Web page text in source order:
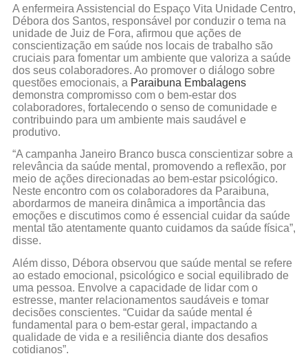
A enfermeira Assistencial do Espaço Vita Unidade Centro,
Débora dos Santos, responsável por conduzir o tema na
unidade de Juiz de Fora, afirmou que ações de
conscientização em saúde nos locais de trabalho são
cruciais para fomentar um ambiente que valoriza a saúde
dos seus colaboradores. Ao promover o diálogo sobre
questões emocionais, a Paraibuna Embalagens
demonstra compromisso com o bem-estar dos
colaboradores, fortalecendo o senso de comunidade e
contribuindo para um ambiente mais saudável e
produtivo.
“A campanha Janeiro Branco busca conscientizar sobre a
relevância da saúde mental, promovendo a reflexão, por
meio de ações direcionadas ao bem-estar psicológico.
Neste encontro com os colaboradores da Paraibuna,
abordarmos de maneira dinâmica a importância das
emoções e discutimos como é essencial cuidar da saúde
mental tão atentamente quanto cuidamos da saúde física”,
disse.
Além disso, Débora observou que saúde mental se refere
ao estado emocional, psicológico e social equilibrado de
uma pessoa. Envolve a capacidade de lidar com o
estresse, manter relacionamentos saudáveis e tomar
decisões conscientes. “Cuidar da saúde mental é
fundamental para o bem-estar geral, impactando a
qualidade de vida e a resiliência diante dos desafios
cotidianos”.